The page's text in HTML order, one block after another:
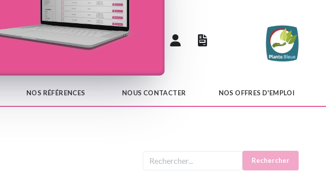
Devis en ligne Notre catalogue
NOS RÉFÉRENCES NOUS CONTACTER NOS OFFRES D'EMPLOI
Rechercher